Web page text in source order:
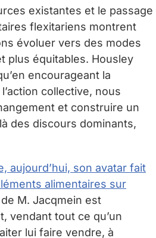
existantes et le passage
flexitariens montrent
évoluer vers des modes
plus équitables. Housley
encourageant la
collective, nous
et construire un
des discours dominants,
aujourd’hui, son avatar fait
alimentaires sur
M. Jacqmein est
vendant tout ce qu’un
lui faire vendre, à